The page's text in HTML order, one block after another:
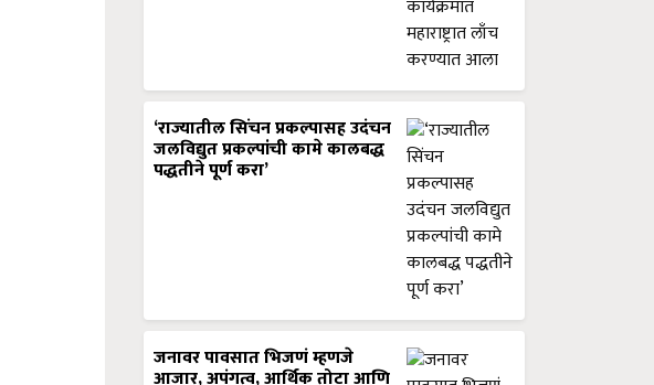
‘राज्यातील सिंचन प्रकल्पासह उदंचन
जलविद्युत प्रकल्पांची कामे कालबद्ध
पद्धतीने पूर्ण करा’
जनावर पावसात भिजणं म्हणजे
आजार, अपंगत्व, आर्थिक तोटा आणि